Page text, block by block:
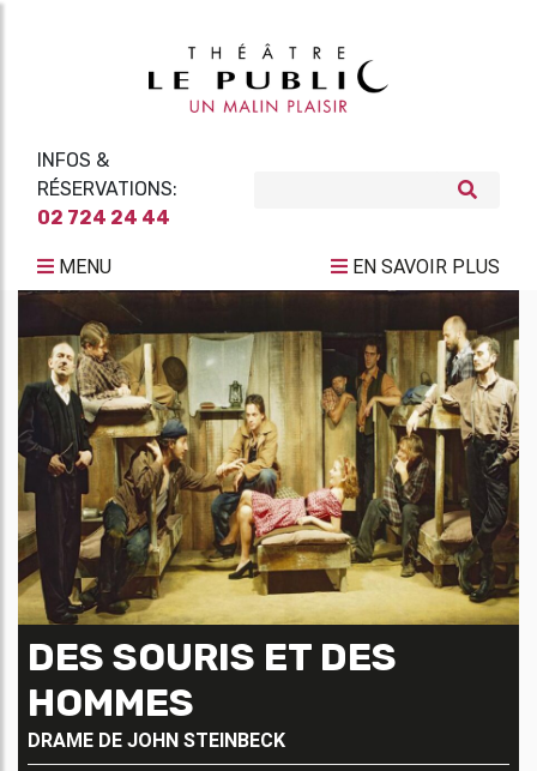
INFOS &
RÉSERVATIONS:
02 724 24 44
MENU EN SAVOIR PLUS
DES SOURIS ET DES
HOMMES
DRAME DE JOHN STEINBECK